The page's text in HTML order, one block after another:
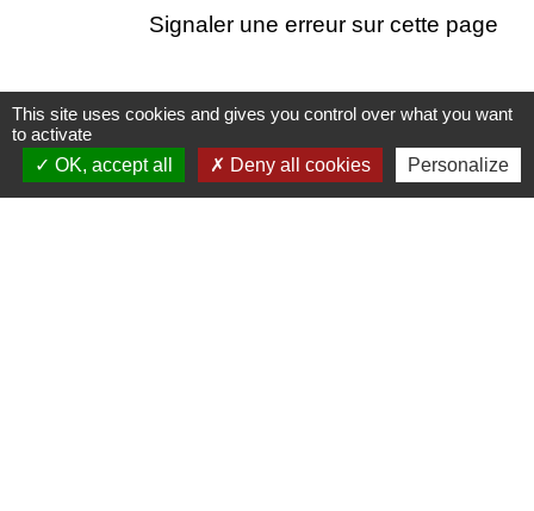
Signaler une erreur sur cette page
Nous contacter
Commune de Puylaurens
This site uses cookies and gives you control over what you want
to activate
OK, accept all
Deny all cookies Personalize